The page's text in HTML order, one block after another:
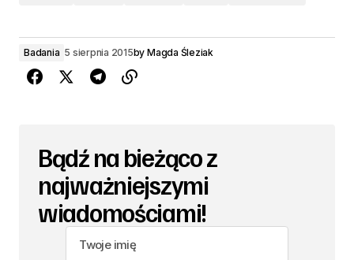
Badania 5 sierpnia 2015by Magda Śleziak
Bądź na bieżąco z
najważniejszymi
wiadomościami!